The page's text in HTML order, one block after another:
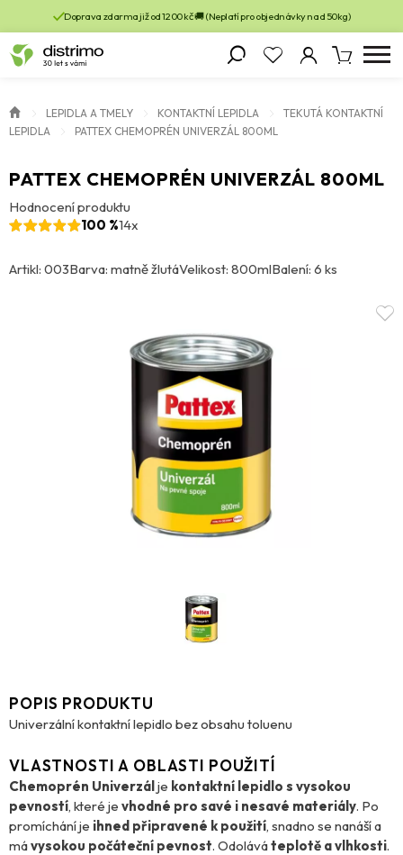
Doprava zdarma již od 1200 kč 🚚 (Neplatí pro objednávky nad 50kg)
LEPIDLA A TMELY KONTAKTNÍ LEPIDLA
TEKUTÁ KONTAKTNÍ
LEPIDLA
PATTEX CHEMOPRÉN UNIVERZÁL 800ML
PATTEX CHEMOPRÉN UNIVERZÁL 800ML
Hodnocení produktu
100 %14x
Artikl: 003Barva: matně žlutáVelikost: 800mlBalení: 6 ks
POPIS PRODUKTU
Univerzální kontaktní lepidlo bez obsahu toluenu
VLASTNOSTI A OBLASTI POUŽITÍ
Chemoprén Univerzálje kontaktní lepidlo s vysokou
pevností, které je vhodné pro savé i nesavé materiály. Po
promíchání je ihned připravené k použití, snadno se nanáší a
mávysokou počáteční pevnost. Odoláváteplotě a vlhkosti.